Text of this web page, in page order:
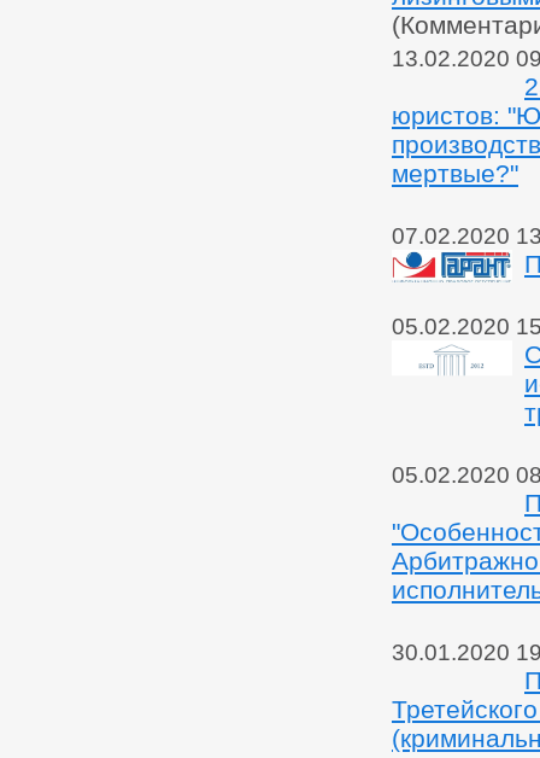
13.02.2020
юристов:
мертвые?"
07.02.2020
05.02.2020
05.02.2020
30.01.2020